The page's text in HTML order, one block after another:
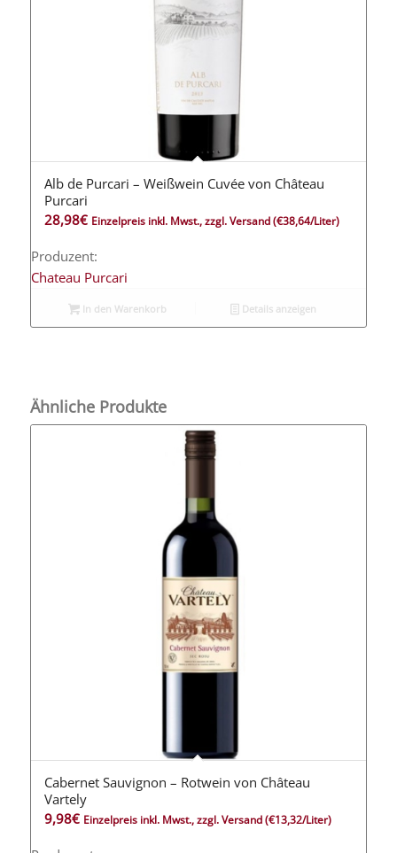
5.00
Alb de Purcari – Weißwein Cuvée von Château
Purcari
28,98€ Einzelpreis inkl. Mwst., zzgl. Versand(€38,64/Liter)
Produzent:
Chateau Purcari
In den Warenkorb Details anzeigen
Ähnliche Produkte
Cabernet Sauvignon – Rotwein von Château
Vartely
9,98€ Einzelpreis inkl. Mwst., zzgl. Versand(€13,32/Liter)